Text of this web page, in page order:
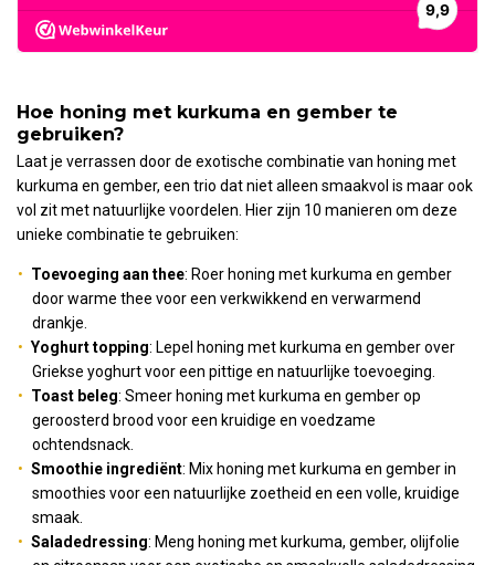
Hoe honing met kurkuma en gember te
gebruiken?
Laat je verrassen door de exotische combinatie van honing met
kurkuma en gember, een trio dat niet alleen smaakvol is maar ook
vol zit met natuurlijke voordelen. Hier zijn 10 manieren om deze
unieke combinatie te gebruiken:
Toevoeging aan thee: Roer honing met kurkuma en gember
door warme thee voor een verkwikkend en verwarmend
drankje.
Yoghurt topping: Lepel honing met kurkuma en gember over
Griekse yoghurt voor een pittige en natuurlijke toevoeging.
Toast beleg: Smeer honing met kurkuma en gember op
geroosterd brood voor een kruidige en voedzame
ochtendsnack.
Smoothie ingrediënt: Mix honing met kurkuma en gember in
smoothies voor een natuurlijke zoetheid en een volle, kruidige
smaak.
Saladedressing: Meng honing met kurkuma, gember, olijfolie